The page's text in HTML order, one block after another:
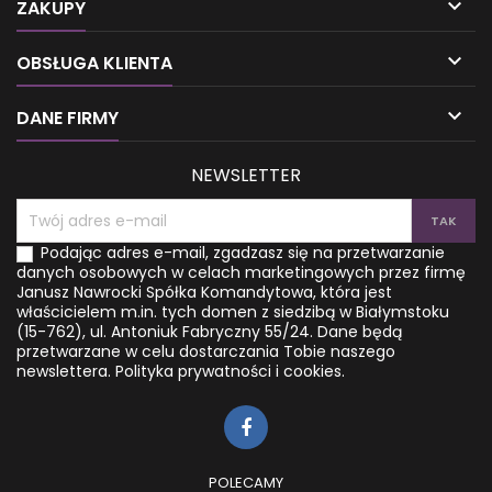
indywidualności i dążeniu do
wspólnych celów. Nauczysz
wyzwalacze pozytywnych
uczuć i wykorzystywać je w
Wyleczysz...
dlaczego spożywanie mleka
pokarmowego. Może być
także przyczyną chorób
dysfunkcji psychicznych, a
nawet nowotworów....
ZAKUPY 
OBSŁUGA KLIENTA 
DANE FIRMY 
NEWSLETTER
Podając adres e-mail, zgadzasz się na przetwarzanie
danych osobowych w celach marketingowych przez firmę
Janusz Nawrocki Spółka Komandytowa, która jest
właścicielem m.in. tych domen z siedzibą w Białymstoku
(15-762), ul. Antoniuk Fabryczny 55/24. Dane będą
przetwarzane w celu dostarczania Tobie naszego
newslettera. Polityka prywatności i cookies.
POLECAMY